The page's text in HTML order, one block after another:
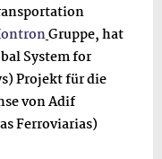
Gruppe, hat
System for
Projekt für die
von Adif
Ferroviarias)